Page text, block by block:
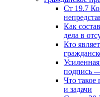
Ст 19.7
Как
дела в
Кто
подпись
Что такое
и задачи